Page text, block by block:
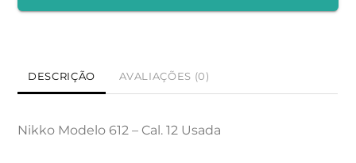
DESCRIÇÃO AVALIAÇÕES (0)
Nikko Modelo 612 – Cal. 12 Usada